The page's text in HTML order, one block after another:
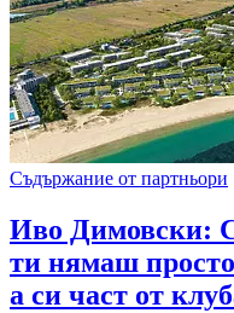
Съдържание от партньори
Иво Димовски:
ти нямаш
а си част от